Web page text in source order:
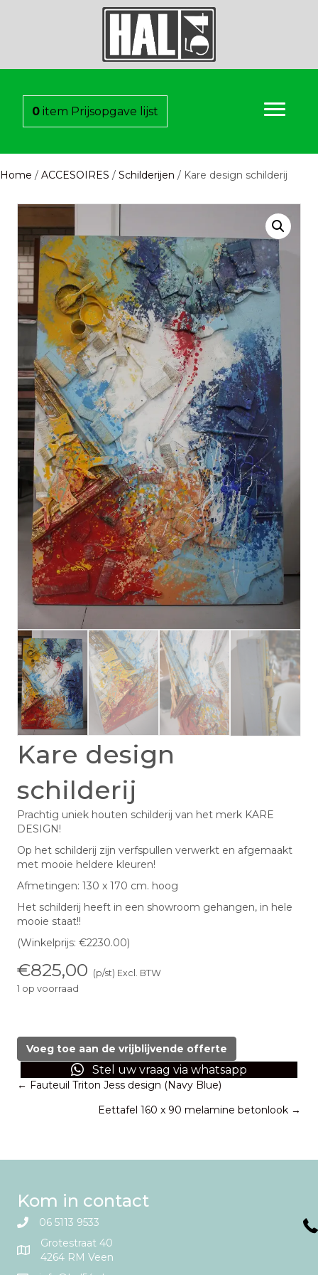
0 item Prijsopgave lijst
Home / ACCESOIRES / Schilderijen / Kare design schilderij
Kare design
schilderij
Prachtig uniek houten schilderij van het merk KARE
DESIGN!
Op het schilderij zijn verfspullen verwerkt en afgemaakt
met mooie heldere kleuren!
Afmetingen: 130 x 170 cm. hoog
Het schilderij heeft in een showroom gehangen, in hele
mooie staat!!
(Winkelprijs: €2230.00)
€825,00 (p/st) Excl. BTW
1 op voorraad
schilderij
aantal
Voeg toe aan de vrijblijvende offerte
Stel uw vraag via whatsapp
Posts
navigation
← Fauteuil Triton Jess design (Navy Blue)
Eettafel 160 x 90 melamine betonlook →
Kom in contact
06 5113 9533
Grotestraat 40
4264 RM Veen